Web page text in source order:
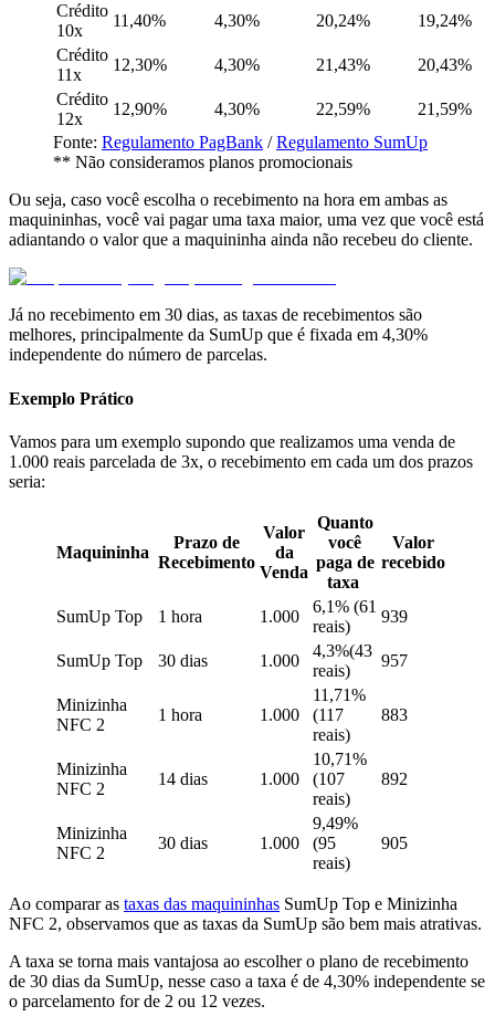
Crédito
10x
11,40% 4,30% 20,24%
19,24%
Crédito
11x
12,30% 4,30% 21,43%
20,43%
Crédito
12x
12,90% 4,30% 22,59%
21,59%
Fonte: Regulamento PagBank /Regulamento SumUp
** Não consideramos planos promocionais
Ou seja, caso você escolha o recebimento na hora em ambas as
maquininhas, você vai pagar uma taxa maior, uma vez que você está
adiantando o valor que a maquininha ainda não recebeu do cliente.
Já no recebimento em 30 dias, as taxas de recebimentos são
melhores, principalmente da SumUp que é fixada em 4,30%
independente do número de parcelas.
Exemplo Prático
Vamos para um exemplo supondo que realizamos uma venda de
1.000 reais parcelada de 3x, o recebimento em cada um dos prazos
seria:
Maquininha
Prazo de
Recebimento
Valor
da
Venda
Quanto
você
paga de
taxa
Valor
recebido
SumUp Top 1 hora 1.000
6,1% (61
reais)
939
SumUp Top 30 dias 1.000
4,3%(43
reais)
957
Minizinha
NFC 2
1 hora 1.000
11,71%
(117
reais)
883
Minizinha
NFC 2
14 dias 1.000
10,71%
(107
reais)
892
Minizinha
NFC 2
30 dias 1.000
9,49%
(95
reais)
905
Ao comparar as taxas das maquininhas SumUp Top e Minizinha
NFC 2, observamos que as taxas da SumUp são bem mais atrativas.
A taxa se torna mais vantajosa ao escolher o plano de recebimento
de 30 dias da SumUp, nesse caso a taxa é de 4,30% independente se
o parcelamento for de 2 ou 12 vezes.